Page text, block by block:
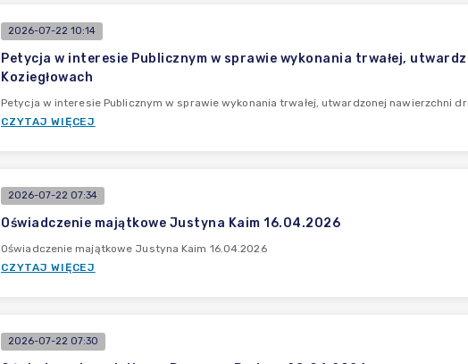
2026-07-22 10:14
Petycja w interesie Publicznym w sprawie wykonania trwałej,
Koziegłowach
Petycja w interesie Publicznym w sprawie wykonania trwałej, utwardzonej nawierzchni
CZYTAJ WIĘCEJ
2026-07-22 07:34
Oświadczenie majątkowe Justyna Kaim 16.04.2026
Oświadczenie majątkowe Justyna Kaim 16.04.2026
CZYTAJ WIĘCEJ
2026-07-22 07:30